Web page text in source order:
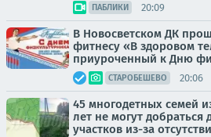
ПАБЛИКИ 20:09
В Новосветском ДК
фитнесу «В здоровом
приуроченный к Дню
СТАРОБЕШЕВО 20:06
45 многодетных семей
лет не могут
участков из-за